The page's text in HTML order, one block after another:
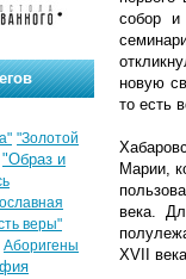
собор и
новую
то есть
Марии,
века.
XVII
"Золотой
"Образ и
веры"
Аборигены